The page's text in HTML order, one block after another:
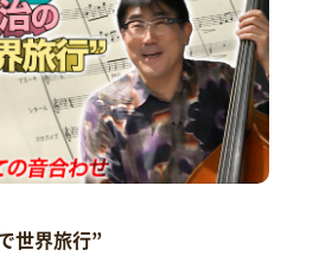
世界旅行”